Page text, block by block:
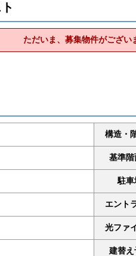
ただいま、募集物件がござい
構造・
基準階
駐車
エント
光ファ
建替え